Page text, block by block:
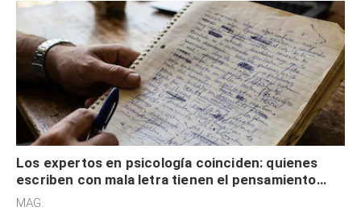
Los expertos en psicología coinciden: quienes
escriben con mala letra tienen el pensamiento
acelerado y no lo hacen por desinterés
MAG.